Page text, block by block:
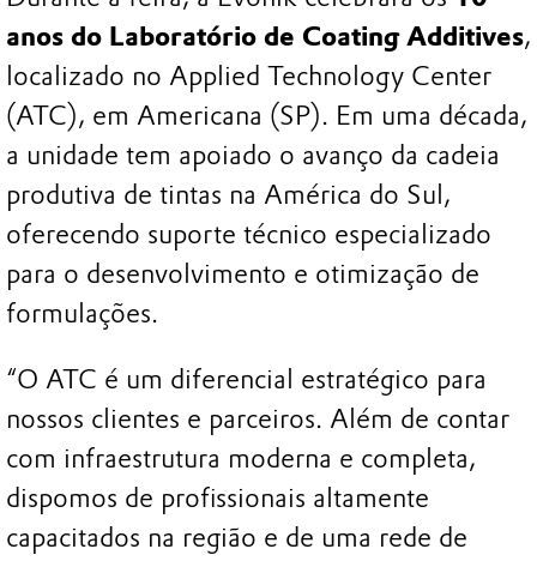
anos do Laboratório de Coating Additives,
localizado no Applied Technology Center
(ATC), em Americana (SP). Em uma década,
a unidade tem apoiado o avanço da cadeia
produtiva de tintas na América do Sul,
oferecendo suporte técnico especializado
para o desenvolvimento e otimização de
formulações.
“O ATC é um diferencial estratégico para
nossos clientes e parceiros. Além de contar
com infraestrutura moderna e completa,
dispomos de profissionais altamente
capacitados na região e de uma rede de